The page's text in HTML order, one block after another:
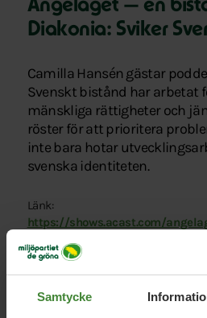
Samtycke
Angeläget — en
Diakonia: Sviker
Camilla Hansén gästar
Svenskt bistånd har arbetat
mänskliga rättigheter och
röster för att prioritera
inte bara hotar
svenska identiteten.
Länk:
https://shows.acast.com/